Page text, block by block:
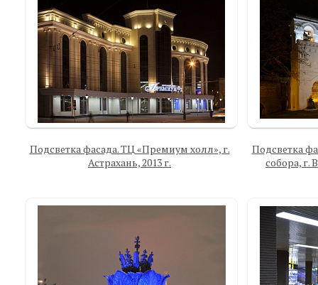
Подсветка фасада. ТЦ «Премиум холл», г.
Астрахань, 2013 г.
Подсветка
собора, г.